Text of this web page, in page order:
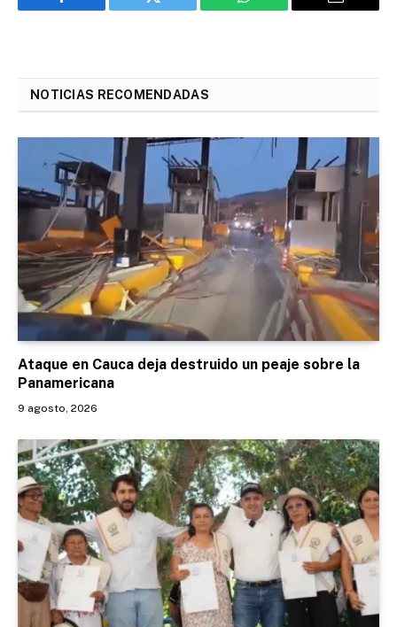
Facebook Twitter WhatsApp Email
NOTICIAS RECOMENDADAS
Ataque en Cauca deja destruido un peaje sobre la
Panamericana
9 agosto, 2026